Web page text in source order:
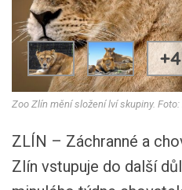
+4
Zoo Zlín mění složení lví skupiny. Foto:
ZLÍN – Záchranné a
Zlín vstupuje do další